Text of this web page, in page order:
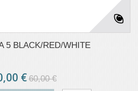
5 BLACK/RED/WHITE
€ 60,00 €